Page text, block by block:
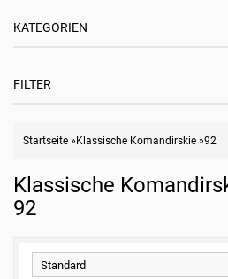
KATEGORIEN
FILTER
Startseite » Klassische Komandirskie »92
Klassische
92